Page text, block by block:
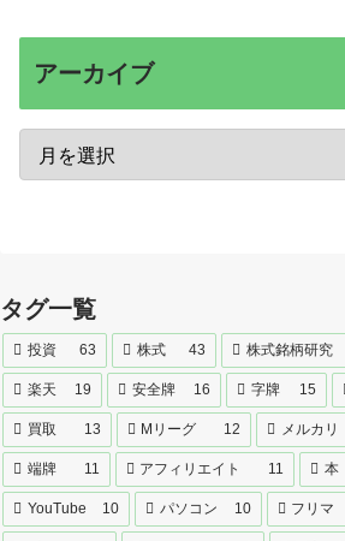
アーカイブ
タグ一覧
投資 63 株式 43 株式銘柄研究
楽天 19 安全牌 16 字牌 15
買取 13 Mリーグ 12 メルカリ
端牌 11 アフィリエイト 11 本
YouTube 10 パソコン 10 フリマ